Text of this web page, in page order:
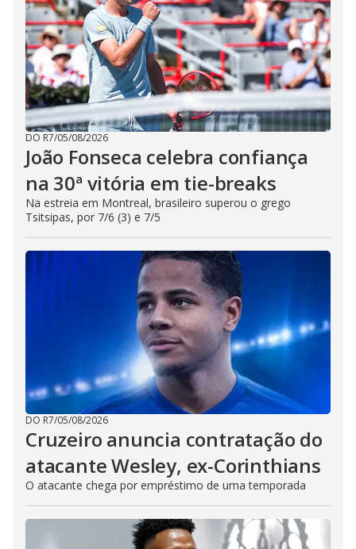
DO R7/05/08/2026
João Fonseca celebra confiança
na 30ª vitória em tie-breaks
Na estreia em Montreal, brasileiro superou o grego
Tsitsipas, por 7/6 (3) e 7/5
DO R7/05/08/2026
Cruzeiro anuncia contratação do
atacante Wesley, ex-Corinthians
O atacante chega por empréstimo de uma temporada